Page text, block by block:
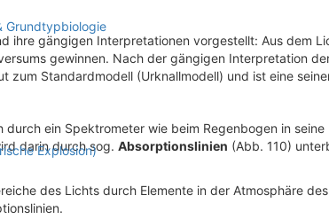
Grundtypbiologie
Explosion)
ihre gängigen Interpretationen vorgestellt: Aus dem
gewinnen. Nach der gängigen Interpretation
zum Standardmodell (Urknallmodell) und ist eine
ein Spektrometer wie beim Regenbogen in seine
darin durch sog. Absorptionslinien (Abb. 110)
des Lichts durch Elemente in der Atmosphäre des